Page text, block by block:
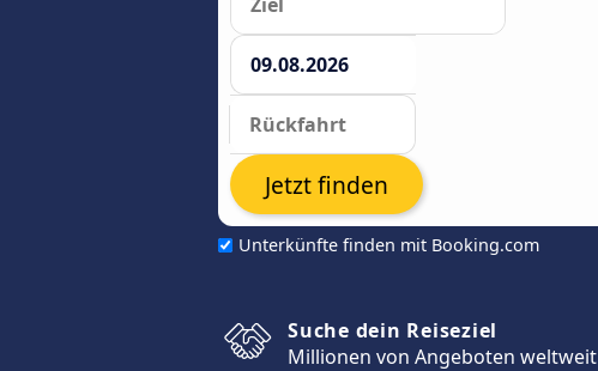
Unterkünfte finden mit Booking.com
Jetzt finden
Suche dein Reiseziel
Millionen von Angeboten weltweit